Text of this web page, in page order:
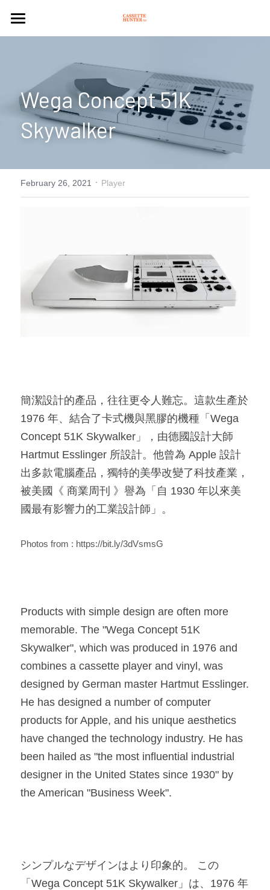
CASSETTE
PLAYER
ARTICLES
CULTURE
Search
Wega Concept 51K
Skywalker ​
February 26, 2021 · Player
簡潔設計的產品，往往更令人難忘。這款生產於
1976 年、結合了卡式機與黑膠的機種「Wega
Concept 51K Skywalker」，由德國設計大師
Hartmut Esslinger 所設計。他曾為 Apple 設計
出多款電腦產品，獨特的美學改變了科技產業，
被美國《 商業周刊 》譽為「自 1930 年以來美
國最有影響力的工業設計師」。​
Photos from : https://bit.ly/3dVsmsG
Products with simple design are often more
memorable. The "Wega Concept 51K
Skywalker", which was produced in 1976 and
combines a cassette player and vinyl, was
designed by German master Hartmut Esslinger.
He has designed a number of computer
products for Apple, and his unique aesthetics
have changed the technology industry. He has
been hailed as "the most influential industrial
designer in the United States since 1930" by
the American "Business Week".​
シンプルなデザインはより印象的。 この
「Wega Concept 51K Skywalker」は、1976 年